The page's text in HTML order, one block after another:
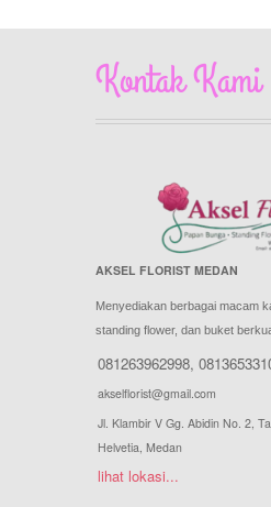
Kontak Kami
AKSEL FLORIST MEDAN
Menyediakan berbagai macam
standing flower, dan buket
081263962998,
akselflorist@gmail.com
Jl. Klambir V Gg. Abidin No. 2,
Helvetia, Medan
lihat lokasi...